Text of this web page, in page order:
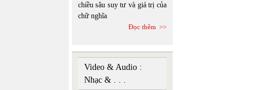
chiều sâu suy tư và giá trị của
chữ nghĩa
Đọc thêm
Video & Audio :
Nhạc & . . .